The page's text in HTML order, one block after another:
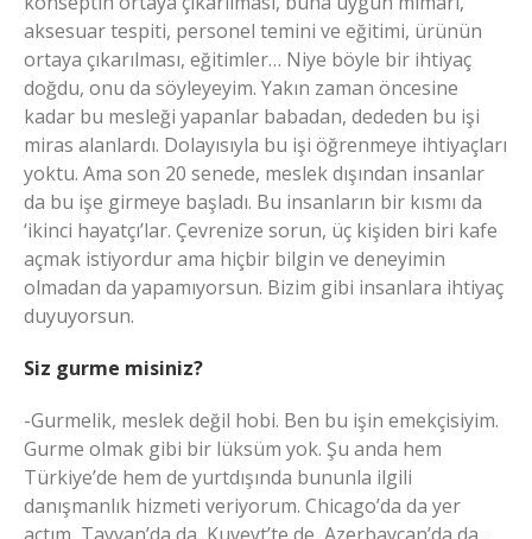
aksesuar tespiti, personel temini ve eğitimi, ürünün
ortaya çıkarılması, eğitimler… Niye böyle bir ihtiyaç
doğdu, onu da söyleyeyim. Yakın zaman öncesine
kadar bu mesleği yapanlar babadan, dededen bu işi
miras alanlardı. Dolayısıyla bu işi öğrenmeye ihtiyaçları
yoktu. Ama son 20 senede, meslek dışından insanlar
da bu işe girmeye başladı. Bu insanların bir kısmı da
‘ikinci hayatçı’lar. Çevrenize sorun, üç kişiden biri kafe
açmak istiyordur ama hiçbir bilgin ve deneyimin
olmadan da yapamıyorsun. Bizim gibi insanlara ihtiyaç
duyuyorsun.
Siz gurme misiniz?
-Gurmelik, meslek değil hobi. Ben bu işin emekçisiyim.
Gurme olmak gibi bir lüksüm yok. Şu anda hem
Türkiye’de hem de yurtdışında bununla ilgili
danışmanlık hizmeti veriyorum. Chicago’da da yer
açtım, Tayvan’da da, Kuveyt’te de, Azerbaycan’da da…